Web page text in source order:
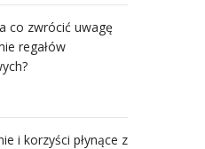
co zwrócić uwagę
regałów
i korzyści płynące z